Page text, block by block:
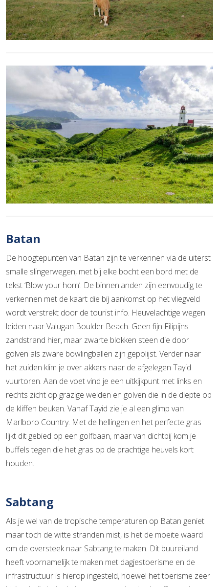
Batan
De hoogtepunten van Batan zijn te verkennen via de uiterst
smalle slingerwegen, met bij elke bocht een bord met de
tekst ‘Blow your horn’. De binnenlanden zijn eenvoudig te
verkennen met de kaart die bij aankomst op het vliegveld
wordt verstrekt door de tourist info. Heuvelachtige wegen
leiden naar Valugan Boulder Beach. Geen fijn Filipijns
zandstrand hier, maar zwarte blokken steen die door
golven als zware bowlingballen zijn gepolijst. Verder naar
het zuiden klim je over akkers naar de afgelegen Tayid
vuurtoren. Aan de voet vind je een uitkijkpunt met links en
rechts zicht op grazige weiden en golven die in de diepte op
de kliffen beuken. Vanaf Tayid zie je al een glimp van
Marlboro Country. Met de hellingen en het perfecte gras
lijkt dit gebied op een golfbaan, maar van dichtbij kom je
buffels tegen die het gras op de prachtige heuvels kort
houden.
Sabtang
Als je wel van de tropische temperaturen op Batan geniet
maar toch de witte stranden mist, is het de moeite waard
om de oversteek naar Sabtang te maken. Dit buureiland
heeft voornamelijk te maken met dagjestoerisme en de
infrastructuur is hierop ingesteld, hoewel het toerisme zeer